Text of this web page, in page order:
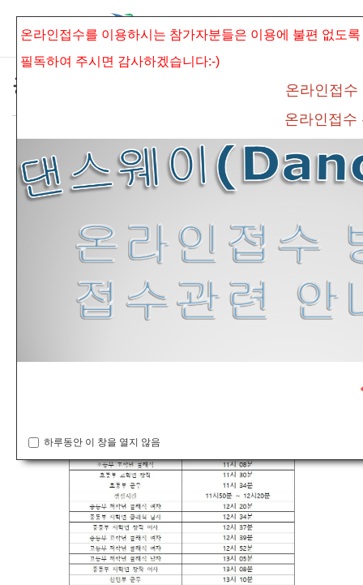
공지사항
*제3회 광주.전남 전국발레콩쿠르 대기시간
표 안내*
admin 조회 수396 추천 수 0 댓글0
온라인접수를 이용하시는 참가자분들은 이용에 불편 없도록
필독하여 주시면 감사하겠습니다:-)
온라인접수
온라인접
하루동안 이 창을 열지 않음
Sketchbook5, 스케치북5
Sketchbook5, 스케치북5